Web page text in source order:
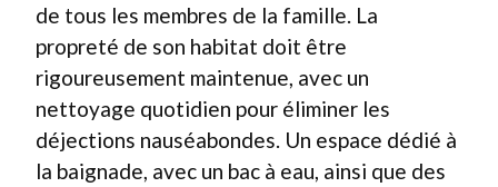
de tous les membres de la famille. La
propreté de son habitat doit être
rigoureusement maintenue, avec un
nettoyage quotidien pour éliminer les
déjections nauséabondes. Un espace dédié à
la baignade, avec un bac à eau, ainsi que des